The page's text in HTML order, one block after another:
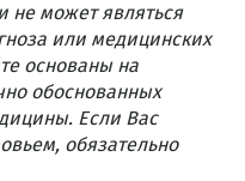
может являться
или медицинских
основаны на
обоснованных
Если Вас
обязательно